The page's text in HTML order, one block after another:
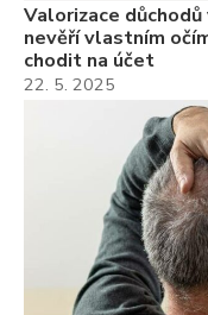
Valorizace
nevěří vlastním
chodit na účet
22. 5. 2025